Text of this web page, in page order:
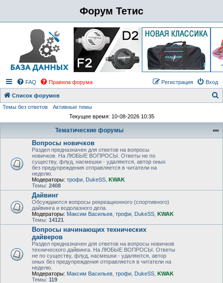
Форум Тетис
FAQ Правила форума Вход
Регистрация
Список форумов
Темы без ответов
Активные темы
Текущее время: 10-08-2026 10:35
Тематические форумы
Вопросы новичков
Раздел предназначен для ответов на вопросы
новичков. На ЛЮБЫЕ ВОПРОСЫ. Ответы не по
существу, флуд, насмешки - удаляются, автор оных
без предупреждения отправляется в читатели на
неделю.
Модераторы: трофи DukeSS KWAK
Темы: 2408
Дайвинг
Обсуждаются вопросы рекреационного (спортивного)
дайвинга и водолазного дела.
Модераторы: Максим Васильев трофи DukeSS KWAK
Темы: 14121
Вопросы начинающих технических
дайверов
Раздел предназначен для ответов на вопросы новичков
технического дайвинга. На ЛЮБЫЕ ВОПРОСЫ. Ответы
не по существу, флуд, насмешки - удаляются, автор
оных без предупреждения отправляется в читатели на
неделю.
Модераторы: Максим Васильев трофи DukeSS KWAK
Темы: 119